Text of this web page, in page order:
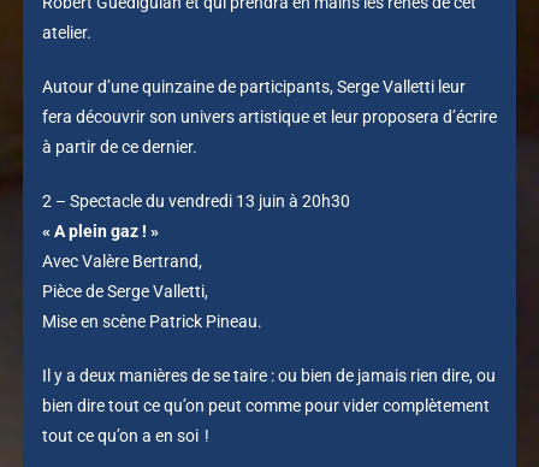
atelier.
Autour d’une quinzaine de participants, Serge Valletti leur
fera découvrir son univers artistique et leur proposera d’écrire
à partir de ce dernier.
2 – Spectacle du vendredi 13 juin à 20h30
« A plein gaz ! »
Avec Valère Bertrand,
Pièce de Serge Valletti,
Mise en scène Patrick Pineau.
Il y a deux manières de se taire : ou bien de jamais rien dire, ou
bien dire tout ce qu’on peut comme pour vider complètement
tout ce qu’on a en soi !